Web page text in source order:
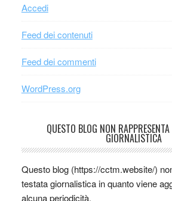
Accedi
Feed dei contenuti
Feed dei commenti
WordPress.org
QUESTO BLOG NON
GIORNALISTICA
Questo blog (https://cctm.website/)
testata giornalistica in quanto viene
alcuna periodicità.